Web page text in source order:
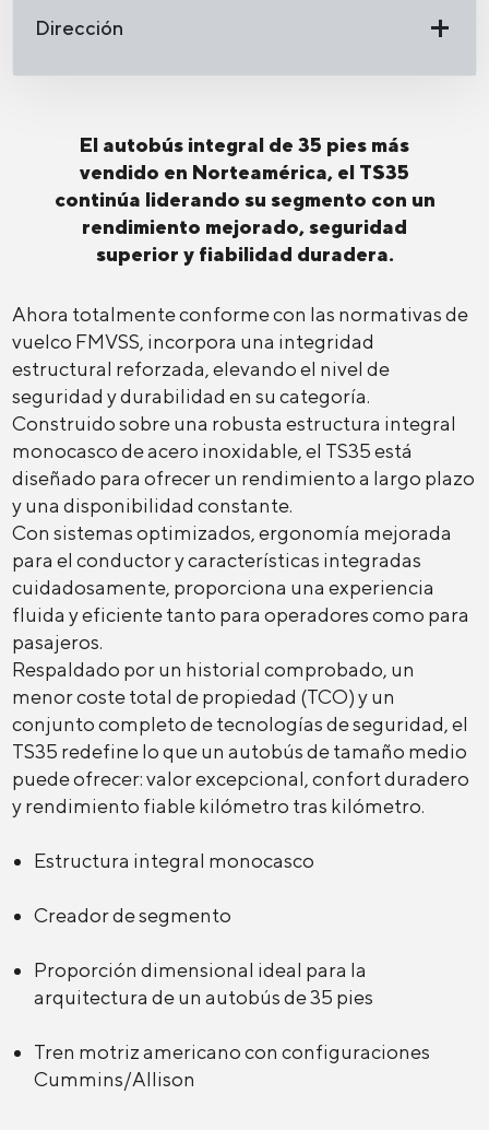
Dirección
El autobús integral de 35 pies más
vendido en Norteamérica, el TS35
continúa liderando su segmento con un
rendimiento mejorado, seguridad
superior y fiabilidad duradera.
Ahora totalmente conforme con las normativas de
vuelco FMVSS, incorpora una integridad
estructural reforzada, elevando el nivel de
seguridad y durabilidad en su categoría.
Construido sobre una robusta estructura integral
monocasco de acero inoxidable, el TS35 está
diseñado para ofrecer un rendimiento a largo plazo
y una disponibilidad constante.
Con sistemas optimizados, ergonomía mejorada
para el conductor y características integradas
cuidadosamente, proporciona una experiencia
fluida y eficiente tanto para operadores como para
pasajeros.
Respaldado por un historial comprobado, un
menor coste total de propiedad (TCO) y un
conjunto completo de tecnologías de seguridad, el
TS35 redefine lo que un autobús de tamaño medio
puede ofrecer: valor excepcional, confort duradero
y rendimiento fiable kilómetro tras kilómetro.
Estructura integral monocasco
Creador de segmento
Proporción dimensional ideal para la
arquitectura de un autobús de 35 pies
Tren motriz americano con configuraciones
Cummins/Allison